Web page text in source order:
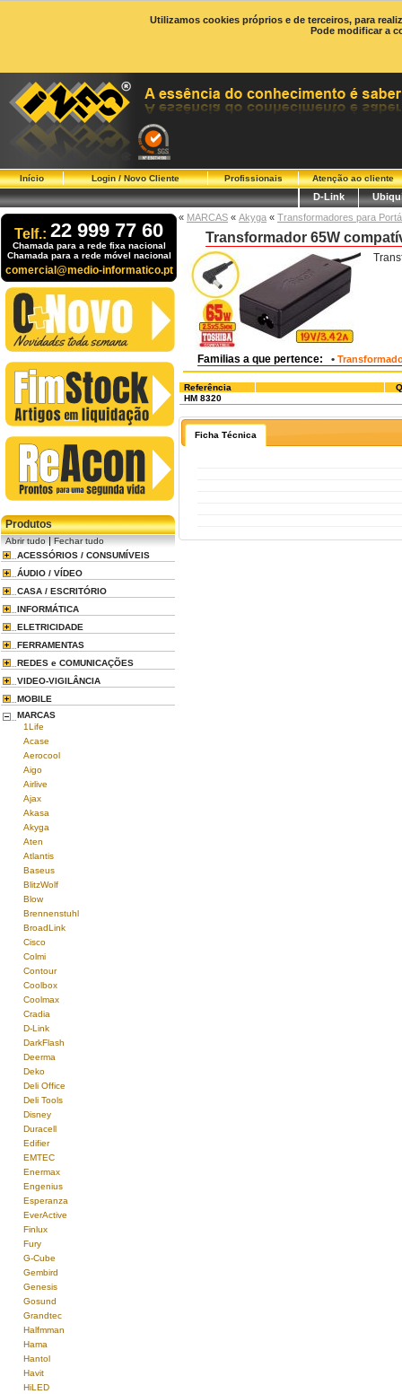
Utilizamos cookies próprios e de terceiros, para
Pode modificar a
Início Login / Novo Cliente Profissionais Atenção ao cliente
D-Link
Telf.: 22 999 77 60
Chamada para a rede fixa nacional
Chamada para a rede móvel nacional
comercial@medio-informatico.pt
Produtos
Abrir tudo|Fechar tudo
ACESSÓRIOS / CONSUMÍVEIS
ÁUDIO / VÍDEO
CASA / ESCRITÓRIO
INFORMÁTICA
ELETRICIDADE
FERRAMENTAS
REDES e COMUNICAÇÕES
VIDEO-VIGILÂNCIA
MOBILE
MARCAS
1Life
Acase
Aerocool
Aigo
Airlive
Ajax
Akasa
Akyga
Aten
Atlantis
Baseus
BlitzWolf
Blow
Brennenstuhl
BroadLink
Cisco
Colmi
Contour
Coolbox
Coolmax
Cradia
D-Link
DarkFlash
Deerma
Deko
Deli Office
Deli Tools
Disney
Duracell
Edifier
EMTEC
Enermax
Engenius
Esperanza
EverActive
Finlux
Fury
G-Cube
Gembird
Genesis
Gosund
Grandtec
Halfmman
Hama
Hantol
Havit
HiLED
« MARCAS « Akyga « Transformadores para
Transformador 65W
Familias a que pertence: •
Referência
HM 8320
Ficha Técnica